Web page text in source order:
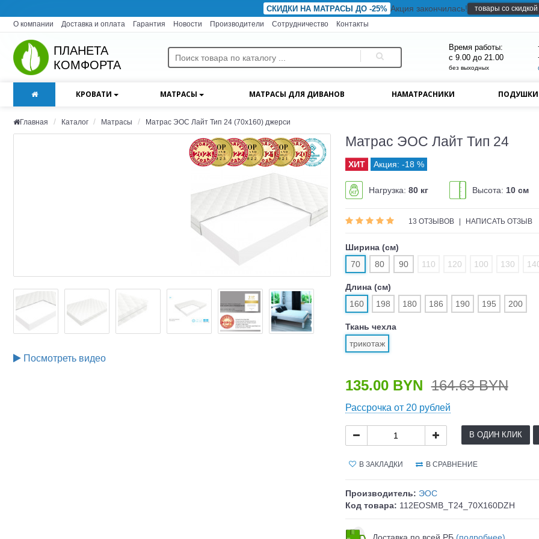
СКИДКИ НА МАТРАСЫ ДО -25% Акция закончилась!
товары со скидкой
О компании
Доставка и оплата Гарантия Новости Производители Сотрудничество Контакты
ПЛАНЕТА
КОМФОРТА
Время работы:
с 9.00 до 21.00
без выходных
КРОВАТИ МАТРАСЫ МАТРАСЫ ДЛЯ ДИВАНОВ НАМАТРАСНИКИ ПОДУШКИ
Главная Каталог Матрасы Матрас ЭОС Лайт Тип 24 (70x160) джерси
Посмотреть видео
Матрас ЭОС Лайт Тип 24
Акция: -18 %
Нагрузка: 80 кг Высота: 10 см
13 ОТЗЫВОВ НАПИСАТЬ ОТЗЫВ
Ширина (см)
70
80 90 110 120 100 130
Длина (см)
160
198 180 186 190 195 200
Ткань чехла
трикотаж
135.00 BYN 164.63 BYN
Рассрочка от 20 рублей
В ОДИН КЛИК
В ЗАКЛАДКИ В СРАВНЕНИЕ
Производитель: ЭОС
Код товара: 112EOSMB_T24_70X160DZH
Доставка по всей РБ (подробнее)